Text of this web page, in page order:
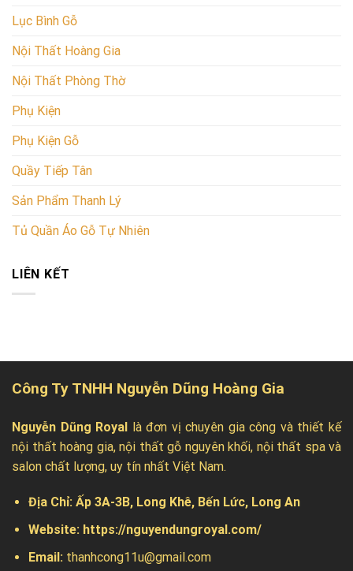
Lục Bình Gỗ
Nội Thất Hoàng Gia
Nội Thất Phòng Thờ
Phụ Kiện
Phụ Kiện Gỗ
Quầy Tiếp Tân
Sản Phẩm Thanh Lý
Tủ Quần Áo Gỗ Tự Nhiên
LIÊN KẾT
Công Ty TNHH Nguyễn Dũng Hoàng Gia
Nguyễn Dũng Royal là đơn vị chuyên gia công và thiết kế
nội thất hoàng gia, nội thất gỗ nguyên khối, nội thất spa và
salon chất lượng, uy tín nhất Việt Nam.
Địa Chỉ: Ấp 3A-3B, Long Khê, Bến Lức, Long An
Website: https://nguyendungroyal.com/
Email: thanhcong11u@gmail.com